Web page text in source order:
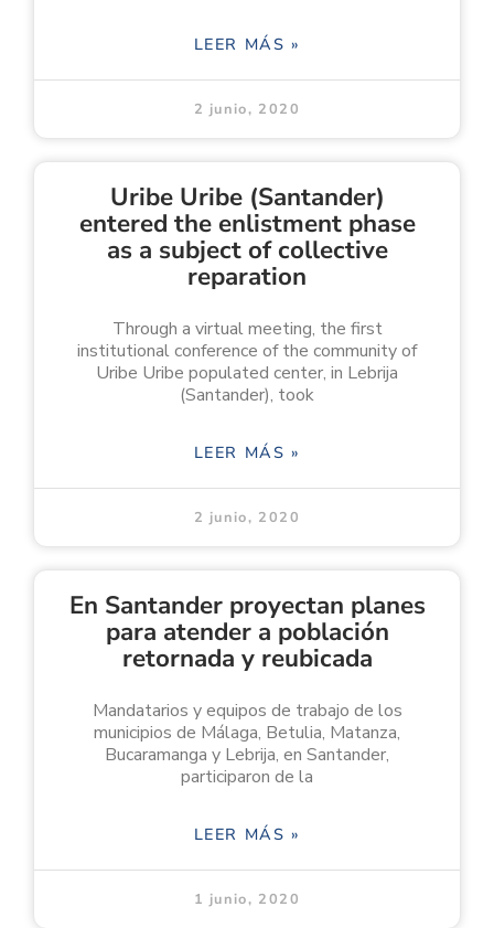
LEER MÁS »
2 junio, 2020
Uribe Uribe (Santander)
entered the enlistment phase
as a subject of collective
reparation
Through a virtual meeting, the first
institutional conference of the community of
Uribe Uribe populated center, in Lebrija
(Santander), took
LEER MÁS »
2 junio, 2020
En Santander proyectan planes
para atender a población
retornada y reubicada
Mandatarios y equipos de trabajo de los
municipios de Málaga, Betulia, Matanza,
Bucaramanga y Lebrija, en Santander,
participaron de la
LEER MÁS »
1 junio, 2020